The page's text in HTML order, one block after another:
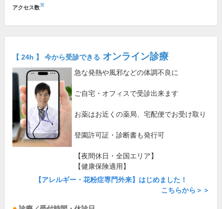
アクセス数※
【 24h 】 今から受診できる オンライン診療
急な発熱や風邪などの体調不良に
ご自宅・オフィスで受診出来ます
お薬はお近くの薬局、宅配便でお受け取り
登園許可証・診断書も発行可
【夜間休日・全国エリア】
【健康保険適用】
【アレルギー・花粉症専門外来】はじめました！
こちらから＞＞